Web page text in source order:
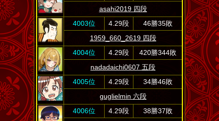
asahi2019 四段
4003位
4.29段
46勝35敗
1959_660_2619 四段
4004位
4.29段
420勝344敗
nadadaichi0607 五段
4005位
4.29段
34勝46敗
guglielmin 六段
4006位
4.29段
38勝37敗